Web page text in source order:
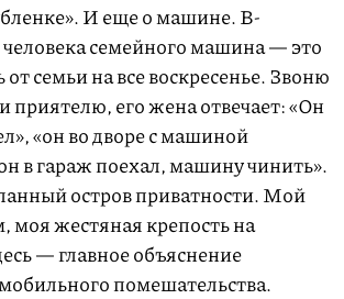
И еще о машине. В-
семейного машина — это
от семьи на все воскресенье. Звоню
приятелю, его жена отвечает: «Он
«он во дворе с машиной
в гараж поехал, машину чинить».
остров приватности. Мой
моя жестяная крепость на
— главное объяснение
помешательства.